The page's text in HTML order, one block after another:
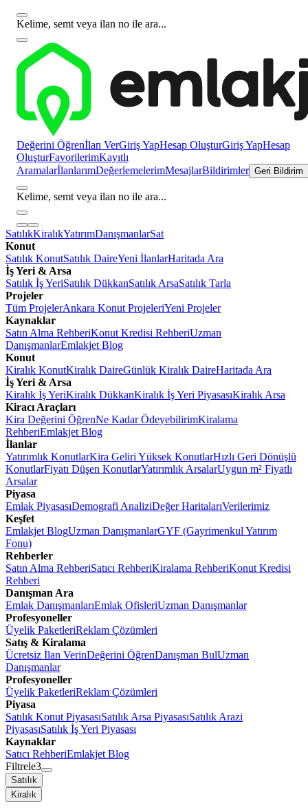
Kelime, semt veya ilan no ile ara...
Değerini Öğrenİlan VerGiriş YapHesap OluşturGiriş YapHesap
OluşturFavorilerimKayıtlı
AramalarİlanlarımDeğerlemelerimMesajlarBildirimler Geri Bildirim
Kelime, semt veya ilan no ile ara...
SatılıkKiralıkYatırımDanışmanlarSat
Konut
Satılık KonutSatılık DaireYeni İlanlarHaritada Ara
İş Yeri & Arsa
Satılık İş YeriSatılık DükkanSatılık ArsaSatılık Tarla
Projeler
Tüm ProjelerAnkara Konut ProjeleriYeni Projeler
Kaynaklar
Satın Alma RehberiKonut Kredisi RehberiUzman
DanışmanlarEmlakjet Blog
Konut
Kiralık KonutKiralık DaireGünlük Kiralık DaireHaritada Ara
İş Yeri & Arsa
Kiralık İş YeriKiralık DükkanKiralık İş Yeri PiyasasıKiralık Arsa
Kiracı Araçları
Kira Değerini ÖğrenNe Kadar ÖdeyebilirimKiralama
RehberiEmlakjet Blog
İlanlar
Yatırımlık KonutlarKira Geliri Yüksek KonutlarHızlı Geri Dönüşlü
KonutlarFiyatı Düşen KonutlarYatırımlık ArsalarUygun m² Fiyatlı
Arsalar
Piyasa
Emlak PiyasasıDemografi AnaliziDeğer HaritalarıVerilerimiz
Keşfet
Emlakjet BlogUzman DanışmanlarGYF (Gayrimenkul Yatırım
Fonu)
Rehberler
Satın Alma RehberiSatıcı RehberiKiralama RehberiKonut Kredisi
Rehberi
Danışman Ara
Emlak DanışmanlarıEmlak OfisleriUzman Danışmanlar
Profesyoneller
Üyelik PaketleriReklam Çözümleri
Satış & Kiralama
Ücretsiz İlan VerinDeğerini ÖğrenDanışman BulUzman
Danışmanlar
Profesyoneller
Üyelik PaketleriReklam Çözümleri
Piyasa
Satılık Konut PiyasasıSatılık Arsa PiyasasıSatılık Arazi
PiyasasıSatılık İş Yeri Piyasası
Kaynaklar
Satıcı RehberiEmlakjet Blog
Filtrele3
Satılık
Kiralık